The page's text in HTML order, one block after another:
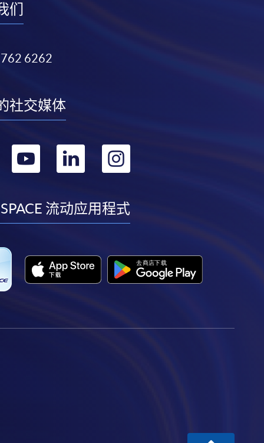
们
6262
社交媒体
转
youtube
转
linkedininstagram
流动应用程式